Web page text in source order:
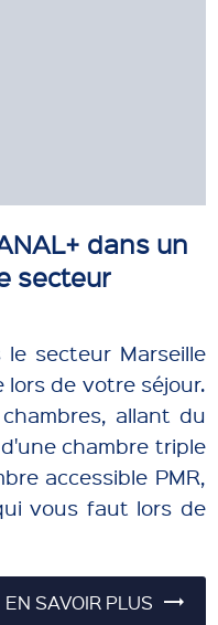
dans un
secteur
secteur Marseille
lors de votre séjour.
allant du
chambre triple
accessible PMR,
vous faut lors de
EN SAVOIR PLUS